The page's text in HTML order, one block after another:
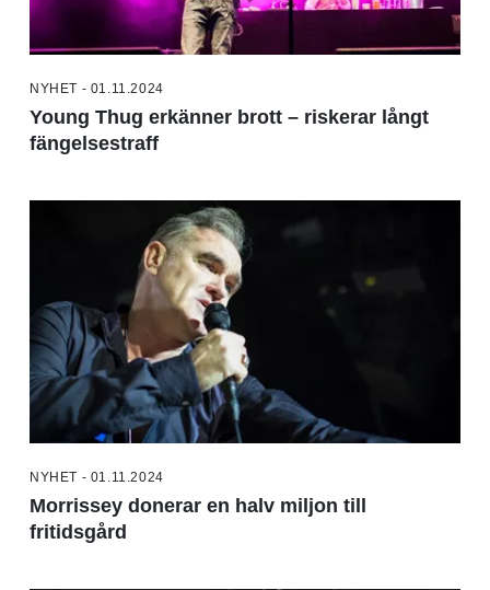
NYHET - 01.11.2024
Young Thug erkänner brott – riskerar långt
fängelsestraff
NYHET - 01.11.2024
Morrissey donerar en halv miljon till
fritidsgård